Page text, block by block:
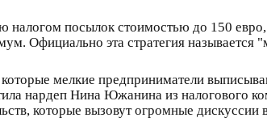
налогом посылок стоимостью до 150
Официально эта стратегия называется
мелкие предприниматели
нардеп Нина Южанина из налогового
которые вызовут огромные дискуссии